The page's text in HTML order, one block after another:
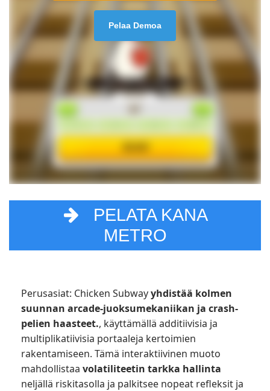
Pelaa Demoa
PELATA KANA
METRO
Perusasiat: Chicken Subwayyhdistää kolmen
suunnan arcade-juoksumekaniikan ja crash-
pelien haasteet., käyttämällä additiivisia ja
multiplikatiivisia portaaleja kertoimien
rakentamiseen. Tämä interaktiivinen muoto
mahdollistaa volatiliteetin tarkka hallinta
neljällä riskitasolla ja palkitsee nopeat refleksit ja